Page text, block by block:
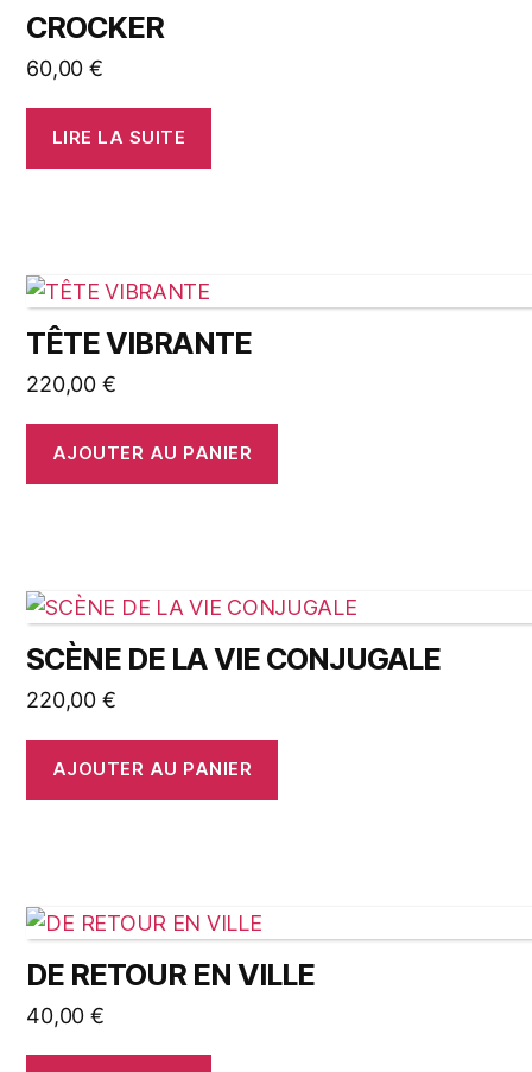
CROCKER
60,00 €
LIRE LA SUITE
TÊTE VIBRANTE
220,00 €
AJOUTER AU PANIER
SCÈNE DE LA VIE CONJUGALE
220,00 €
AJOUTER AU PANIER
DE RETOUR EN VILLE
40,00 €